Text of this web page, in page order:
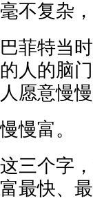
毫不复杂
巴菲特当
的人的脑
人愿意慢
慢慢富。
这三个字
富最快、